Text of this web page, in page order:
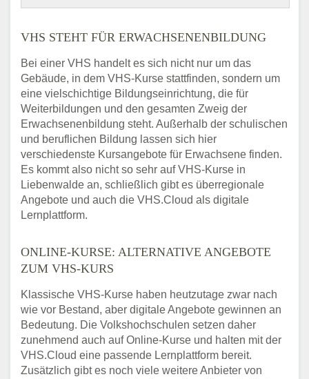
VHS STEHT FÜR ERWACHSENENBILDUNG
Bei einer VHS handelt es sich nicht nur um das
Gebäude, in dem VHS-Kurse stattfinden, sondern um
eine vielschichtige Bildungseinrichtung, die für
Weiterbildungen und den gesamten Zweig der
Erwachsenenbildung steht. Außerhalb der schulischen
und beruflichen Bildung lassen sich hier
verschiedenste Kursangebote für Erwachsene finden.
Es kommt also nicht so sehr auf VHS-Kurse in
Liebenwalde an, schließlich gibt es überregionale
Angebote und auch die VHS.Cloud als digitale
Lernplattform.
ONLINE-KURSE: ALTERNATIVE ANGEBOTE
ZUM VHS-KURS
Klassische VHS-Kurse haben heutzutage zwar nach
wie vor Bestand, aber digitale Angebote gewinnen an
Bedeutung. Die Volkshochschulen setzen daher
zunehmend auch auf Online-Kurse und halten mit der
VHS.Cloud eine passende Lernplattform bereit.
Zusätzlich gibt es noch viele weitere Anbieter von